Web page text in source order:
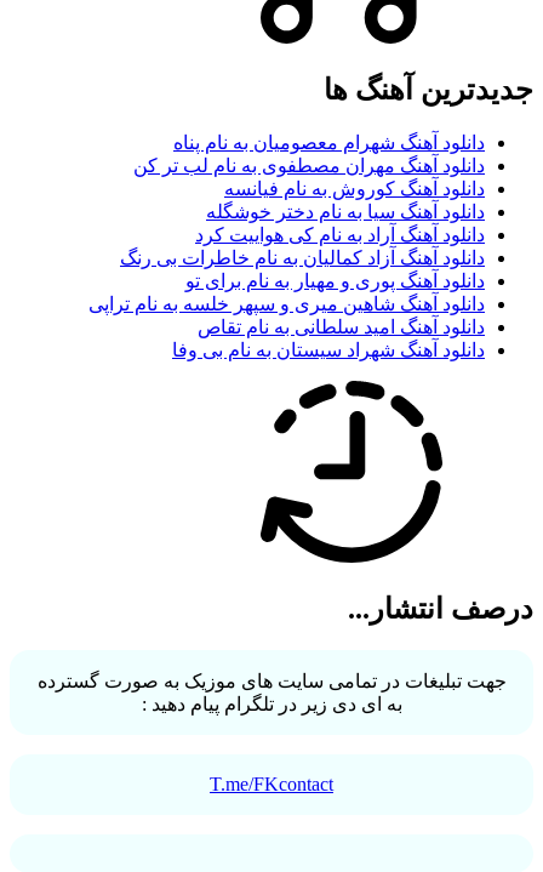
آهنگ ها
دانلود آهنگ شهرام معصومیان به نام پناه
دانلود آهنگ مهران مصطفوی به نام لب تر کن
دانلود آهنگ کوروش به نام فیانسه
دانلود آهنگ سیا به نام دختر خوشگله
دانلود آهنگ آراد به نام کی هواییت کرد
دانلود آهنگ آزاد کمالیان به نام خاطرات بی رنگ
دانلود آهنگ پوری و مهیار به نام برای تو
دانلود آهنگ شاهین میری و سپهر خلسه به نام تراپی
دانلود آهنگ امید سلطانی به نام تقاص
دانلود آهنگ شهراد سیستان به نام بی وفا
انتشار...
تبلیغات در تمامی سایت های موزیک به صورت گسترده
به ای دی زیر در تلگرام پیام دهید :
T.me/FKcontact